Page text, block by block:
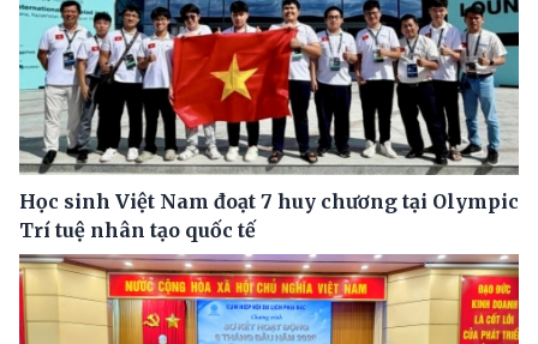
Học sinh Việt Nam đoạt 7 huy chương tại Olympic
Trí tuệ nhân tạo quốc tế